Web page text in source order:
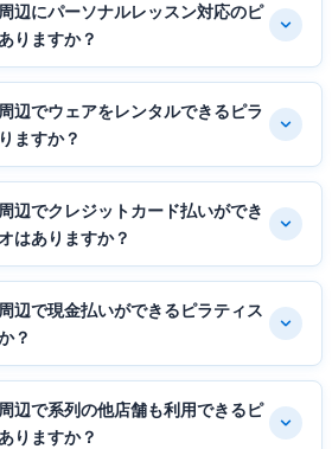
辺にパーソナルレッスン対応のピ
りますか？
辺でウェアをレンタルできるピラ
ますか？
辺でクレジットカード払いができ
はありますか？
辺で現金払いができるピラティス
？
辺で系列の他店舗も利用できるピ
りますか？